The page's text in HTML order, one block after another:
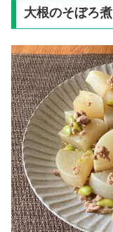
大根のそぼろ煮